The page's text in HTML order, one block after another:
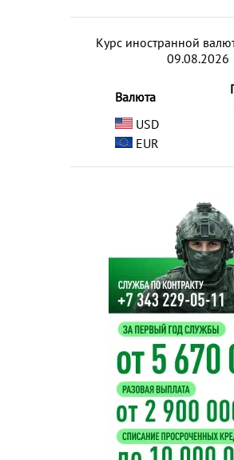
Курс иностранной
09.08.2026
Валюта
USD
EUR